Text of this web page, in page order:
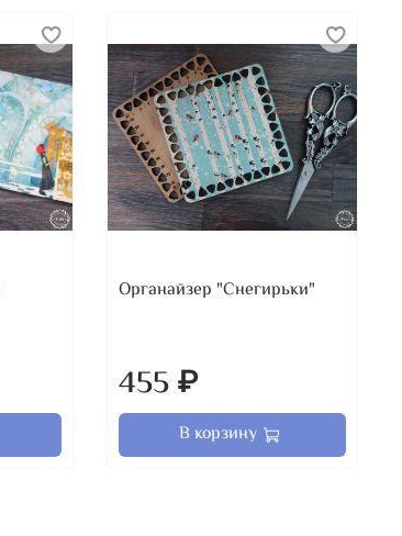
Органайзер "Снегирьки"
455 ₽
В корзину